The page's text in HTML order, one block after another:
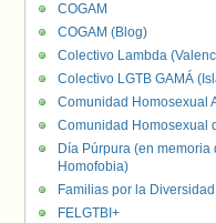
COGAM
COGAM (Blog)
Colectivo Lambda
Colectivo LGTB GAMÁ
Comunidad Homosexual
Comunidad Homosexual
Día Púrpura (en memoria
Homofobia)
Familias por la
FELGTBI+